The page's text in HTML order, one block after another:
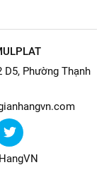
D5, Phường Thạnh